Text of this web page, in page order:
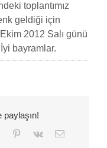
toplantımız
geldiği için
2012 Salı günü
bayramlar.
Tumblr Pinterest
Vk
E-